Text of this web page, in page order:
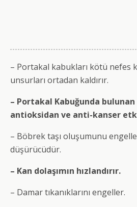
– Portakal kabukları kötü nefes
unsurları ortadan kaldırır.
– Portakal Kabuğunda
antioksidan ve anti-kanser
– Böbrek taşı oluşumunu
düşürücüdür.
– Kan dolaşımın hızlandırır.
– Damar tıkanıklarını engeller.